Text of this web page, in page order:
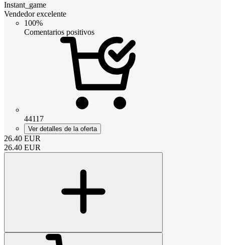
Instant_game
Vendedor excelente
100%
Comentarios positivos
44117
Ver detalles de la oferta
26.40 EUR
26.40 EUR